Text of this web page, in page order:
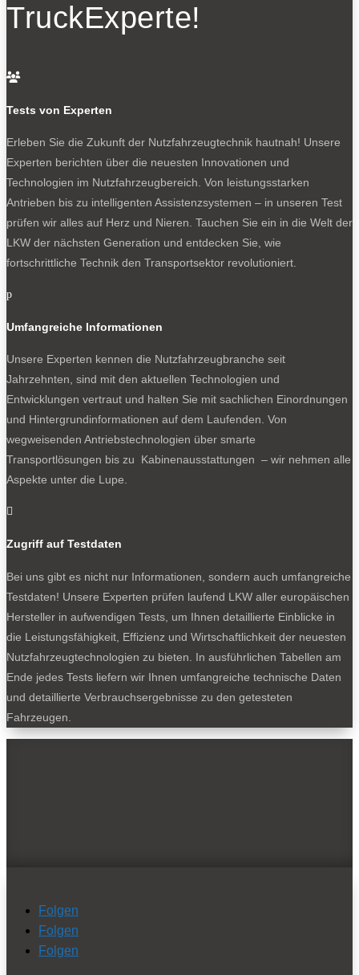
TruckExperte!

Tests von Experten
Erleben Sie die Zukunft der Nutzfahrzeugtechnik hautnah! Unsere
Experten berichten über die neuesten Innovationen und
Technologien im Nutzfahrzeugbereich. Von leistungsstarken
Antrieben bis zu intelligenten Assistenzsystemen – in unseren Test
prüfen wir alles auf Herz und Nieren. Tauchen Sie ein in die Welt der
LKW der nächsten Generation und entdecken Sie, wie
fortschrittliche Technik den Transportsektor revolutioniert.
p
Umfangreiche Informationen
Unsere Experten kennen die Nutzfahrzeugbranche seit
Jahrzehnten, sind mit den aktuellen Technologien und
Entwicklungen vertraut und halten Sie mit sachlichen Einordnungen
und Hintergrundinformationen auf dem Laufenden. Von
wegweisenden Antriebstechnologien über smarte
Transportlösungen bis zu Kabinenausstattungen – wir nehmen alle
Aspekte unter die Lupe.

Zugriff auf Testdaten
Bei uns gibt es nicht nur Informationen, sondern auch umfangreiche
Testdaten! Unsere Experten prüfen laufend LKW aller europäischen
Hersteller in aufwendigen Tests, um Ihnen detaillierte Einblicke in
die Leistungsfähigkeit, Effizienz und Wirtschaftlichkeit der neuesten
Nutzfahrzeugtechnologien zu bieten. In ausführlichen Tabellen am
Ende jedes Tests liefern wir Ihnen umfangreiche technische Daten
und detaillierte Verbrauchsergebnisse zu den getesteten
Fahrzeugen.
Folgen
Folgen
Folgen